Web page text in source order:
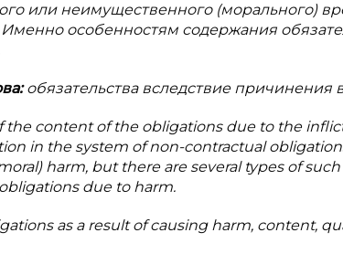
или неимущественного (морального)
Именно особенностям содержания
обязательства вследствие
the content of the obligations due to the
in the system of non-contractual
harm, but there are several types of
due to harm.
as a result of causing harm, content,